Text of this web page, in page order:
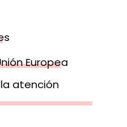
Europea
atención